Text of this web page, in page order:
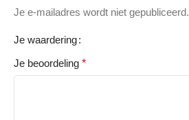
Je e-mailadres wordt niet gepubliceerd.
Je waardering
Je beoordeling *